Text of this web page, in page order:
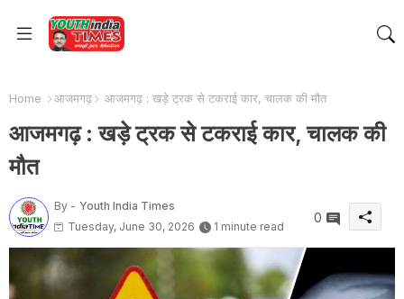
Home आजमगढ़ आजमगढ़ : खड़े ट्रक से टकराई कार, चालक की मौत
आजमगढ़ : खड़े ट्रक से टकराई कार, चालक की
मौत
By - Youth India Times
Tuesday, June 30, 2026
1 minute read
0